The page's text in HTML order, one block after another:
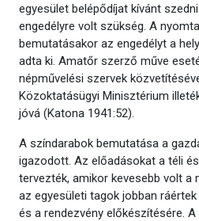
egyesület belépődíjat kívánt
engedélyre volt szükség. A
bemutatásakor az engedélyt a
adta ki. Amatőr szerző műve
népművelési szervek
Közoktatásügyi Minisztérium
jóvá (Katona 1941:52).
A színdarabok bemutatása a
igazodott. Az előadásokat a téli
tervezték, amikor kevesebb volt a
az egyesületi tagok jobban
és a rendezvény előkészítésére.